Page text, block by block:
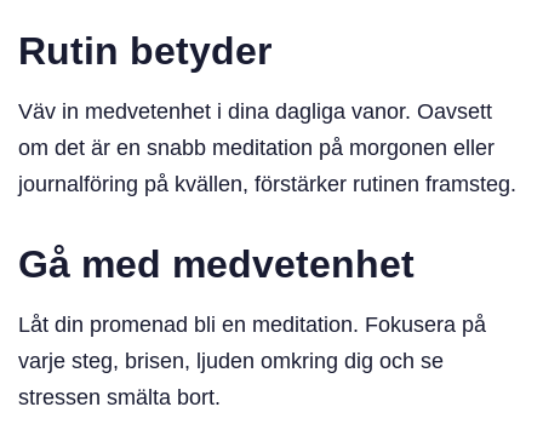
Rutin betyder
Väv in medvetenhet i dina dagliga vanor. Oavsett
om det är en snabb meditation på morgonen eller
journalföring på kvällen, förstärker rutinen framsteg.
Gå med medvetenhet
Låt din promenad bli en meditation. Fokusera på
varje steg, brisen, ljuden omkring dig och se
stressen smälta bort.